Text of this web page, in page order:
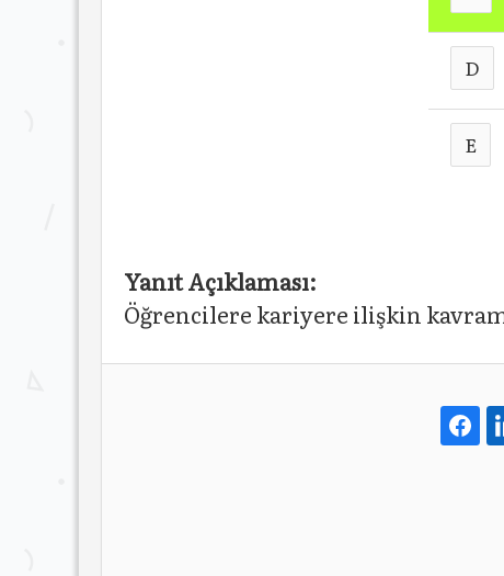
D
E
Yanıt Açıklaması:
Öğrencilere kariyere ilişkin